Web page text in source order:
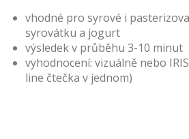
vhodné pro syrové i
syrovátku a jogurt
výsledek v průběhu 3-10 minut
vyhodnocení: vizuálně nebo
line čtečka v jednom)